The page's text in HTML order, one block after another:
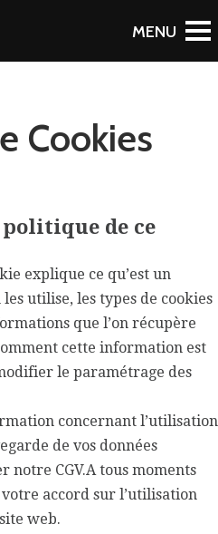
Cookies
de ce
explique ce qu’est un
utilise, les types de cookies
que l’on récupère
cette information est
le paramétrage des
concernant l’utilisation
de vos données
notre CGV.A tous moments
accord sur l’utilisation
web.